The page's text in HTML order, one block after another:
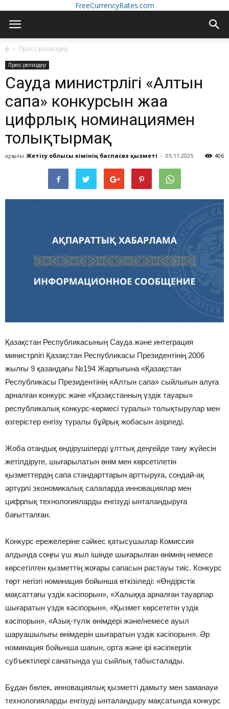
FreeCurrencyRates.com
үй Пресс-релиздер
Пресс-релиздер
Сауда министрлігі «Алтын
сапа» конкурсын жаңа
цифрлық номинациямен
толықтырмақ
арқылы Жетісу облысы әкімінің баспасөз қызметі - 05.11.2025 406
Қазақстан Республикасының Сауда және интеграция
министрлігі Қазақстан Республикасы Президентінің 2006
жылғы 9 қазандағы №194 Жарлығына «Қазақстан
Республикасы Президентінің «Алтын сапа» сыйлығын алуға
арналған конкурс және «Қазақстанның үздік тауары»
республикалық конкурс-көрмесі туралы» толықтырулар мен
өзгерістер енгізу туралы бұйрық жобасын әзірледі.
Жоба отандық өндірушілерді ұлттық деңгейде тану жүйесін
жетілдіруге, шығарылатын өнім мен көрсетілетін
қызметтердің сапа стандарттарын арттыруға, сондай-ақ
әртүрлі экономикалық салаларда инновациялар мен
цифрлық технологияларды енгізуді ынталандыруға
бағытталған.
Конкурс ережелеріне сәйкес қатысушылар Комиссия
алдында соңғы үш жыл ішінде шығарылған өнімнің немесе
көрсетілген қызметтің жоғары сапасын растауы тиіс. Конкурс
төрт негізгі номинация бойынша өткізіледі: «Өндірістік
мақсаттағы үздік кәсіпорын», «Халыққа арналған тауарлар
шығаратын үздік кәсіпорын», «Қызмет көрсететін үздік
кәсіпорын», «Азық-түлік өнімдері және/немесе ауыл
шаруашылығы өнімдерін шығаратын үздік кәсіпорын». Әр
номинация бойынша шағын, орта және ірі кәсіпкерлік
субъектілері санатында үш сыйлық табысталады.
Бұдан бөлек, инновациялық қызметті дамыту мен заманауи
технологияларды енгізуді ынталандыру мақсатында конкурс